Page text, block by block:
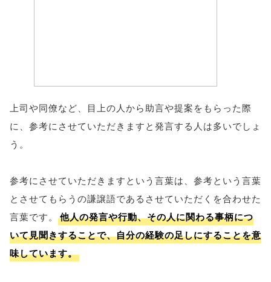
上司や同僚など、目上の人から助言や提案をもらった際
に、参考にさせていただきますと発言する人は多いでしょ
う。
参考にさせていただきますという言葉は、参考という言葉
とさせてもらうの謙譲語であるさせていただくを合わせた
言葉です。
他人の発言や行動、その人に関わる事柄につ
いて見聞きすることで、自分の経験の足しにすることを意
味しています。